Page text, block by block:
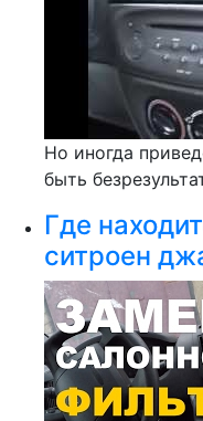
Но иногда
быть
Где
ситроен